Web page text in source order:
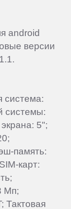
android
версии
система:
системы:
5";
память:
карт:
Мп;
Тактовая